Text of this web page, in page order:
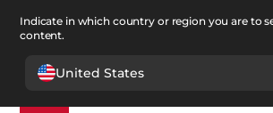
Indicate in which country or region you are to
content.
United States